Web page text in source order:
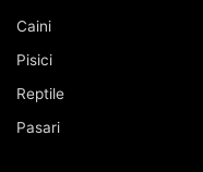
Caini
Pisici
Reptile
Pasari